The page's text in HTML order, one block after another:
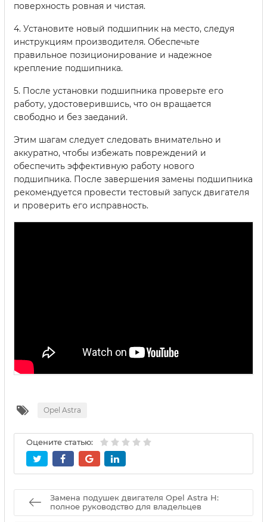
поверхность ровная и чистая.
4. Установите новый подшипник на место, следуя
инструкциям производителя. Обеспечьте
правильное позиционирование и надежное
крепление подшипника.
5. После установки подшипника проверьте его
работу, удостоверившись, что он вращается
свободно и без заеданий.
Этим шагам следует следовать внимательно и
аккуратно, чтобы избежать повреждений и
обеспечить эффективную работу нового
подшипника. После завершения замены подшипника
рекомендуется провести тестовый запуск двигателя
и проверить его исправность.
Opel Astra
Оцените статью:
Замена подушек двигателя Opel Astra H:
полное руководство для владельцев